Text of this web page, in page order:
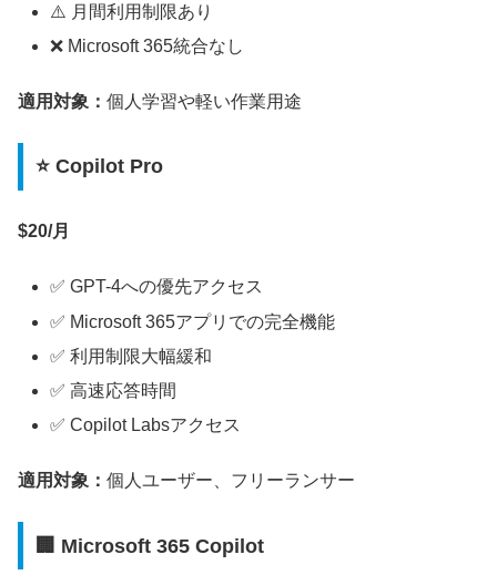
⚠️ 月間利用制限あり
❌ Microsoft 365統合なし
適用対象： 個人学習や軽い作業用途
⭐ Copilot Pro
$20/月
✅ GPT-4への優先アクセス
✅ Microsoft 365アプリでの完全機能
✅ 利用制限大幅緩和
✅ 高速応答時間
✅ Copilot Labsアクセス
適用対象： 個人ユーザー、フリーランサー
🏢 Microsoft 365 Copilot